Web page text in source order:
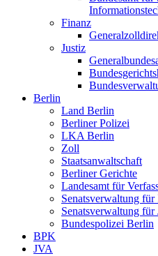
Finanz
Justiz
Berlin
Land Berlin
Berliner Polizei
LKA Berlin
Zoll
Staatsanwaltschaft
Berliner Gerichte
Landesamt für
Senatsverwaltung für
Senatsverwaltung für
Bundespolizei Berlin
BPK
JVA